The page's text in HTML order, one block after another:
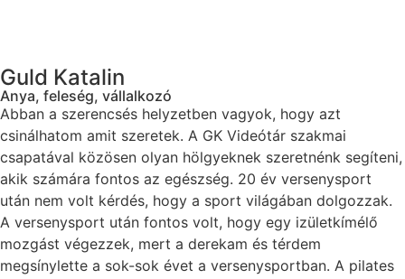
Guld Katalin
Anya, feleség, vállalkozó
Abban a szerencsés helyzetben vagyok, hogy azt
csinálhatom amit szeretek. A GK Videótár szakmai
csapatával közösen olyan hölgyeknek szeretnénk segíteni,
akik számára fontos az egészség. 20 év versenysport
után nem volt kérdés, hogy a sport világában dolgozzak.
A versenysport után fontos volt, hogy egy izületkímélő
mozgást végezzek, mert a derekam és térdem
megsínylette a sok-sok évet a versenysportban. A pilates